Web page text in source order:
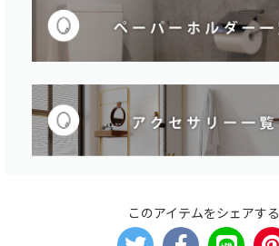
このアイテムをシェアする